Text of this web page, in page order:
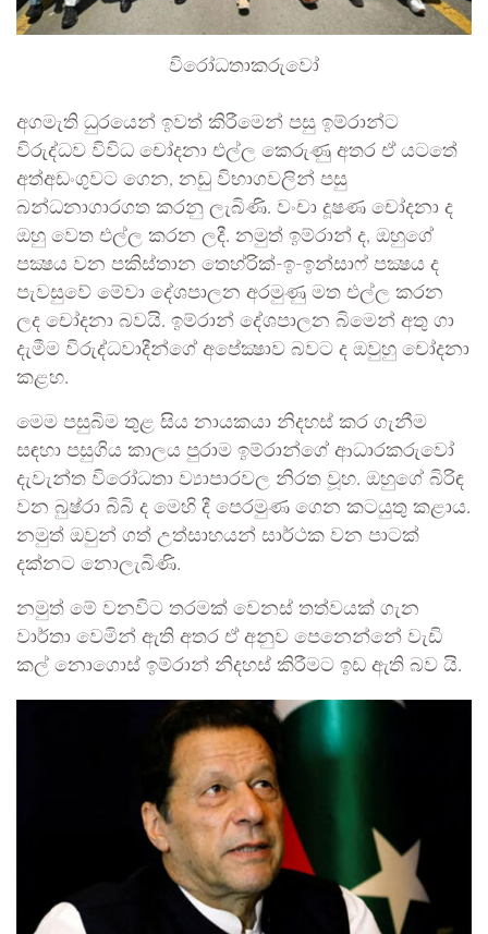
විරෝධතාකරුවෝ
අගමැති ධුරයෙන් ඉවත් කිරීමෙන් පසු ඉම්රාන්ට
විරුද්ධව විවිධ චෝදනා එල්ල කෙරුණු අතර ඒ යටතේ
අත්අඩංගුවට ගෙන, නඩු විභාගවලින් පසු
බන්ධනාගාරගත කරනු ලැබිණි. වංචා දූෂණ චෝදනා ද
ඔහු වෙත එල්ල කරන ලදී. නමුත් ඉම්රාන් ද, ඔහුගේ
පක්‍ෂය වන පකිස්තාන තෙහ්රික්-ඉ-ඉන්සාෆ් පක්‍ෂය ද
පැවසුවේ මේවා දේශපාලන අරමුණු මත එල්ල කරන
ලද චෝදනා බවයි. ඉම්රාන් දේශපාලන බිමෙන් අතු ගා
දැමීම විරුද්ධවාදීන්ගේ අපේක්‍ෂාව බවට ද ඔවුහු චෝදනා
කළහ.
මෙම පසුබිම තුළ සිය නායකයා නිදහස් කර ගැනීම
සඳහා පසුගිය කාලය පුරාම ඉම්රාන්ගේ ආධාරකරුවෝ
දැවැන්ත විරෝධතා ව්‍යාපාරවල නිරත වූහ. ඔහුගේ බිරිඳ
වන බුෂ්රා බිබි ද මෙහි දී පෙරමුණ ගෙන කටයුතු කළාය.
නමුත් ඔවුන් ගත් උත්සාහයන් සාර්ථක වන පාටක්
දක්නට නොලැබිණි.
නමුත් මේ වනවිට තරමක් වෙනස් තත්වයක් ගැන
වාර්තා වෙමින් ඇති අතර ඒ අනුව පෙනෙන්නේ වැඩි
කල් නොගොස් ඉම්රාන් නිදහස් කිරීමට ඉඩ ඇති බව යි.